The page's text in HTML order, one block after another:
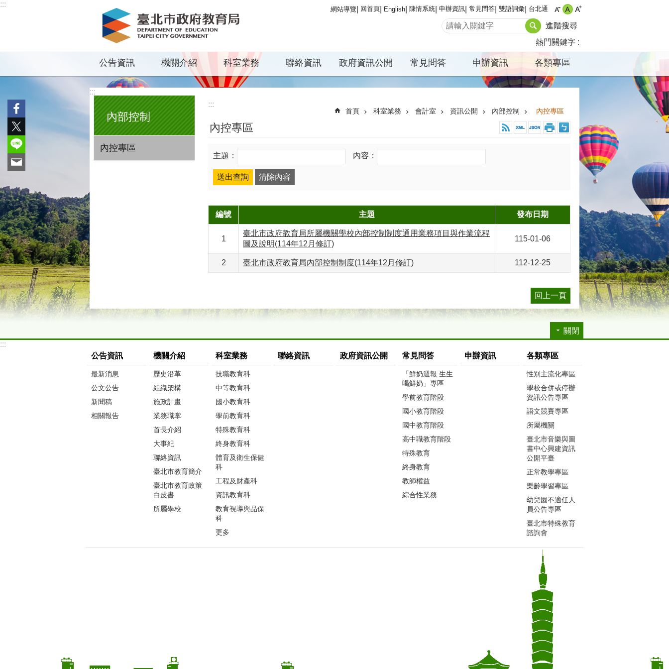
跳到主要內容區塊
:::
網站導覽 回首頁 English 陳情系統 申辦資訊 常見問答 雙語詞彙 台北通
進階搜尋
熱門關鍵字
公告資訊 機關介紹 科室業務 聯絡資訊 政府資訊公開 常見問答 申辦資訊 各類專區
:::
內部控制
內控專區
:::
首頁 科室業務 會計室 資訊公開 內部控制 內控專區
內控專區
主題： 內容：
編號 主題 發布日期
1
臺北市政府教育局所屬機關學校內部控制制度通用業務項目與作業流程
圖及說明(114年12月修訂)
115-01-06
2 臺北市政府教育局內部控制制度(114年12月修訂) 112-12-25
回上一頁
關閉
:::
公告資訊
最新消息
公文公告
新聞稿
相關報告
機關介紹
歷史沿革
組織架構
施政計畫
業務職掌
首長介紹
大事紀
聯絡資訊
臺北市教育簡介
臺北市教育政策
白皮書
所屬學校
科室業務
技職教育科
中等教育科
國小教育科
學前教育科
特殊教育科
終身教育科
體育及衛生保健
科
工程及財產科
資訊教育科
教育視導與品保
科
更多
聯絡資訊 政府資訊公開 常見問答
「鮮奶週報 生生
喝鮮奶」專區
學前教育階段
國小教育階段
國中教育階段
高中職教育階段
特殊教育
終身教育
教師權益
綜合性業務
申辦資訊 各類專區
性別主流化專區
學校合併或停辦
資訊公告專區
語文競賽專區
所屬機關
臺北市音樂與圖
書中心興建資訊
公開平臺
正常教學專區
樂齡學習專區
幼兒園不適任人
員公告專區
臺北市特殊教育
諮詢會